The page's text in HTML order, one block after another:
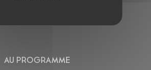
AU PROGRAMME